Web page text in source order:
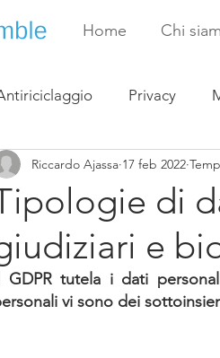
Home Chi
Privacy
di
e
Riccardo Ajassa 17 feb 2022
GDPR tutela i dati
vi sono dei